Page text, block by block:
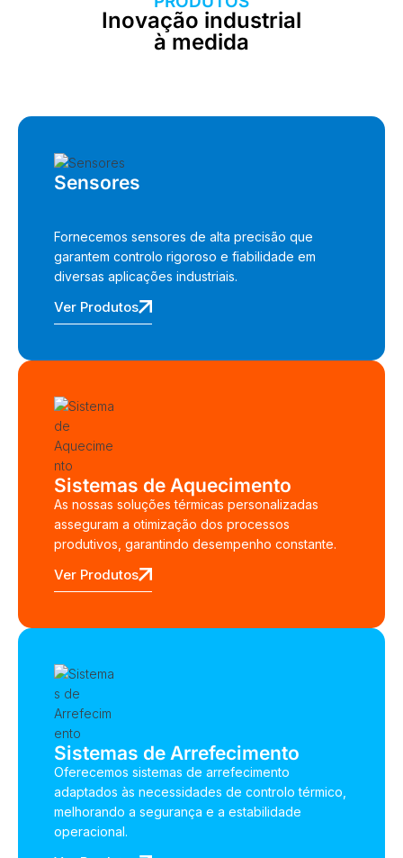
Inovação industrial
à medida
Sensores
Fornecemos sensores de alta precisão que
garantem controlo rigoroso e fiabilidade em
diversas aplicações industriais.
Ver Produtos
Sistemas de Aquecimento
As nossas soluções térmicas personalizadas
asseguram a otimização dos processos
produtivos, garantindo desempenho constante.
Ver Produtos
Sistemas de Arrefecimento
Oferecemos sistemas de arrefecimento
adaptados às necessidades de controlo térmico,
melhorando a segurança e a estabilidade
operacional.